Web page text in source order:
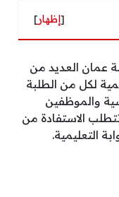
[إظهار]
عمان العديد من
لكل من الطلبة
والموظفين
الاستفادة من
التعليمية.